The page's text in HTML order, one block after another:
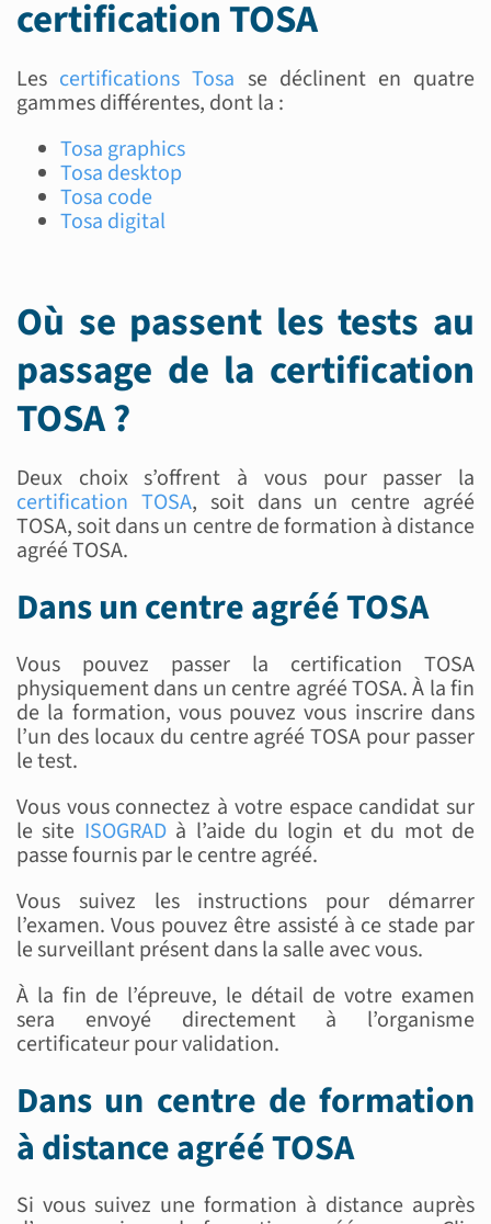
certification TOSA
Les certifications Tosa se déclinent en quatre
gammes différentes, dont la :
Tosa graphics
Tosa desktop
Tosa code
Tosa digital
Où se passent les tests au
passage de la certification
TOSA ?
Deux choix s’offrent à vous pour passer la
certification TOSA, soit dans un centre agréé
TOSA, soit dans un centre de formation à distance
agréé TOSA.
Dans un centre agréé TOSA
Vous pouvez passer la certification TOSA
physiquement dans un centre agréé TOSA. À la fin
de la formation, vous pouvez vous inscrire dans
l’un des locaux du centre agréé TOSA pour passer
le test.
Vous vous connectez à votre espace candidat sur
le site ISOGRADà l’aide du login et du mot de
passe fournis par le centre agréé.
Vous suivez les instructions pour démarrer
l’examen. Vous pouvez être assisté à ce stade par
le surveillant présent dans la salle avec vous.
À la fin de l’épreuve, le détail de votre examen
sera envoyé directement à l’organisme
certificateur pour validation.
Dans un centre de formation
à distance agréé TOSA
Si vous suivez une formation à distance auprès